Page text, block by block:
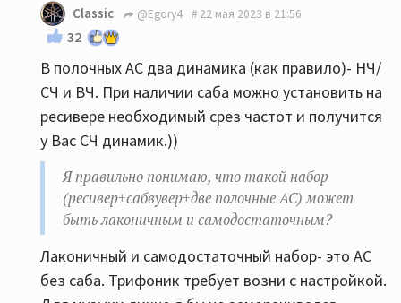
брал - за 34. Смотрите. Колонки работали
3 месяца, состояние идеальное. В 18
метрах будет в самый раз и лучше этих
Хеко, да и старшей Авроры тоже.
Classic @Egory4 22 мая 2023 в 21:56
32
В полочных АС два динамика (как правило)- НЧ/
СЧ и ВЧ. При наличии саба можно установить на
ресивере необходимый срез частот и получится
у Вас СЧ динамик.))
Я правильно понимаю, что такой набор
(ресивер+сабвувер+две полочные АС) может
быть лаконичным и самодостаточным?
Лаконичный и самодостаточный набор- это АС
без саба. Трифоник требует возни с настройкой.